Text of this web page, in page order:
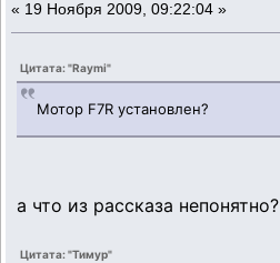
« 19 Ноября 2009, 09:22:04 »
Цитата: "Raymi"
Мотор F7R установлен?
а что из рассказа непонятно?
Цитата: "Тимур"